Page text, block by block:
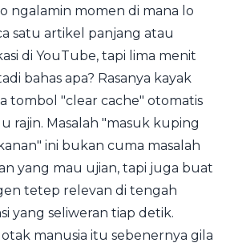
ngalamin momen di mana lo
satu artikel panjang atau
di YouTube, tapi lima menit
bahas apa? Rasanya kayak
tombol "clear cache" otomatis
rajin. Masalah "masuk kuping
ini bukan cuma masalah
yang mau ujian, tapi juga buat
tetep relevan di tengah
yang seliweran tiap detik.
manusia itu sebenernya gila